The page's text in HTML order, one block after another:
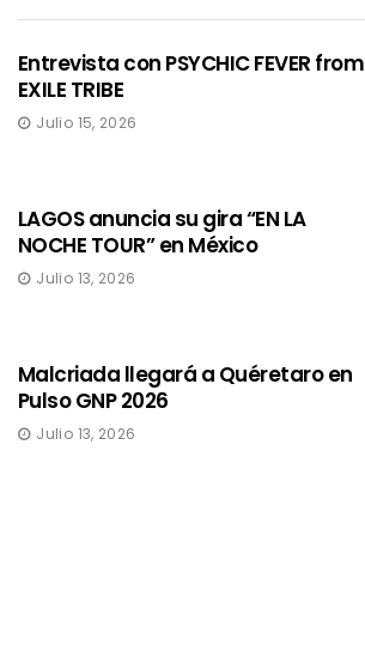
Entrevista con PSYCHIC FEVER from
EXILE TRIBE
Julio 15, 2026
LAGOS anuncia su gira “EN LA
NOCHE TOUR” en México
Julio 13, 2026
Malcriada llegará a Quéretaro en
Pulso GNP 2026
Julio 13, 2026